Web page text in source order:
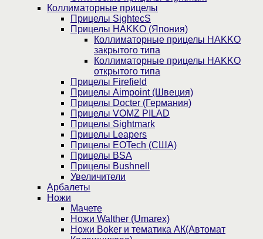
Коллиматорные прицелы
Прицелы SightecS
Прицелы HAKKO (Япония)
Коллиматорные прицелы HAKKO
закрытого типа
Коллиматорные прицелы HAKKO
открытого типа
Прицелы Firefield
Прицелы Aimpoint (Швеция)
Прицелы Docter (Германия)
Прицелы VOMZ PILAD
Прицелы Sightmark
Прицелы Leapers
Прицелы EOTech (США)
Прицелы BSA
Прицелы Bushnell
Увеличители
Арбалеты
Ножи
Мачете
Ножи Walther (Umarex)
Ножи Boker и тематика АК(Автомат